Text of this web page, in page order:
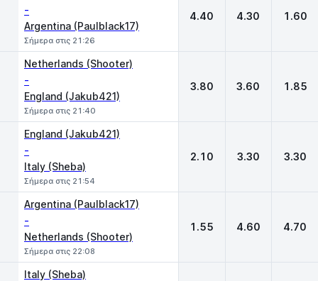
-
Argentina (Paulblack17)
Σήμερα στις 21:26
4.40 4.30 1.60
Netherlands (Shooter)
-
England (Jakub421)
Σήμερα στις 21:40
3.80 3.60 1.85
England (Jakub421)
-
Italy (Sheba)
Σήμερα στις 21:54
2.10 3.30 3.30
Argentina (Paulblack17)
-
Netherlands (Shooter)
Σήμερα στις 22:08
1.55 4.60 4.70
Italy (Sheba)